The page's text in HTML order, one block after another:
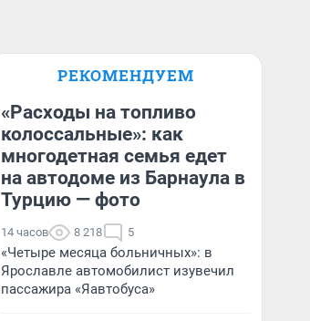
РЕКОМЕНДУЕМ
«Расходы на топливо
колоссальные»: как
многодетная семья едет
на автодоме из Барнаула в
Турцию — фото
14 часов 8 218 5
«Четыре месяца больничных»: в
Ярославле автомобилист изувечил
пассажира «Яавтобуса»